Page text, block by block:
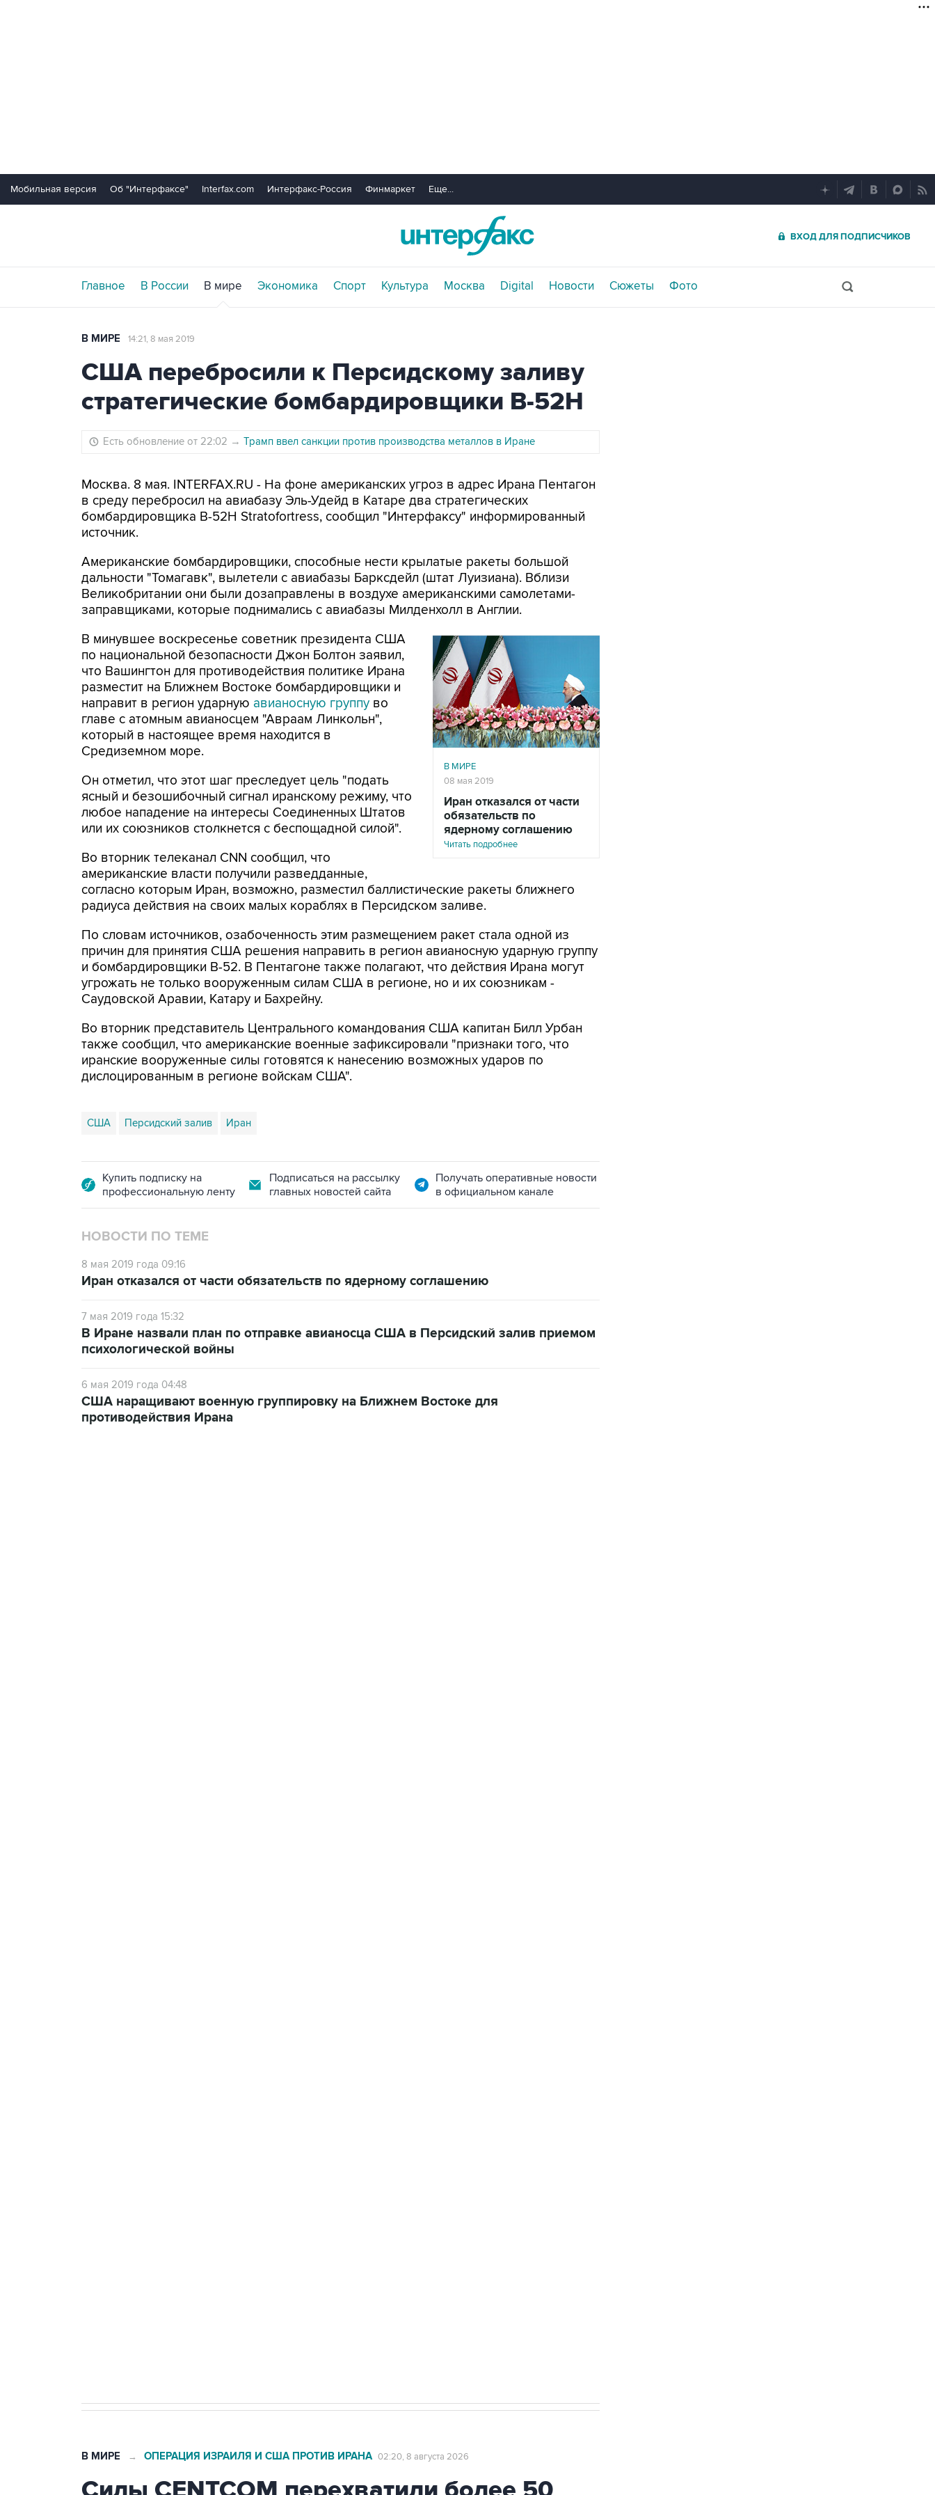
Мобильная версия Об "Интерфаксе" Interfax.com Интерфакс-Россия Финмаркет Еще...
ВХОД ДЛЯ ПОДПИСЧИКОВ
Главное В России В мире Экономика Спорт Культура Москва Digital Новости Сюжеты Фото
В МИРЕ 14:21, 8 мая 2019
США перебросили к Персидскому заливу
стратегические бомбардировщики B-52H
Есть обновление от 22:02 → Трамп ввел санкции против производства металлов в Иране
Москва. 8 мая. INTERFAX.RU - На фоне американских угроз в адрес Ирана Пентагон
в среду перебросил на авиабазу Эль-Удейд в Катаре два стратегических
бомбардировщика B-52H Stratofortress, сообщил "Интерфаксу" информированный
источник.
Американские бомбардировщики, способные нести крылатые ракеты большой
дальности "Томагавк", вылетели с авиабазы Барксдейл (штат Луизиана). Вблизи
Великобритании они были дозаправлены в воздухе американскими самолетами-
заправщиками, которые поднимались с авиабазы Милденхолл в Англии.
В МИРЕ
08 мая 2019
Иран отказался от части
обязательств по
ядерному соглашению
Читать подробнее
В минувшее воскресенье советник президента США
по национальной безопасности Джон Болтон заявил,
что Вашингтон для противодействия политике Ирана
разместит на Ближнем Востоке бомбардировщики и
направит в регион ударную авианосную группу во
главе с атомным авианосцем "Авраам Линкольн",
который в настоящее время находится в
Средиземном море.
Он отметил, что этот шаг преследует цель "подать
ясный и безошибочный сигнал иранскому режиму, что
любое нападение на интересы Соединенных Штатов
или их союзников столкнется с беспощадной силой".
Во вторник телеканал CNN сообщил, что
американские власти получили разведданные,
согласно которым Иран, возможно, разместил баллистические ракеты ближнего
радиуса действия на своих малых кораблях в Персидском заливе.
По словам источников, озабоченность этим размещением ракет стала одной из
причин для принятия США решения направить в регион авианосную ударную группу
и бомбардировщики B-52. В Пентагоне также полагают, что действия Ирана могут
угрожать не только вооруженным силам США в регионе, но и их союзникам -
Саудовской Аравии, Катару и Бахрейну.
Во вторник представитель Центрального командования США капитан Билл Урбан
также сообщил, что американские военные зафиксировали "признаки того, что
иранские вооруженные силы готовятся к нанесению возможных ударов по
дислоцированным в регионе войскам США".
США Персидский залив Иран
Купить подписку на
профессиональную ленту
Подписаться на рассылку
главных новостей сайта
Получать оперативные новости
в официальном канале
НОВОСТИ ПО ТЕМЕ
8 мая 2019 года 09:16
Иран отказался от части обязательств по ядерному соглашению
7 мая 2019 года 15:32
В Иране назвали план по отправке авианосца США в Персидский залив приемом
психологической войны
6 мая 2019 года 04:48
США наращивают военную группировку на Ближнем Востоке для
противодействия Ирана
В МИРЕ → ОПЕРАЦИЯ ИЗРАИЛЯ И США ПРОТИВ ИРАНА 02:20, 8 августа 2026